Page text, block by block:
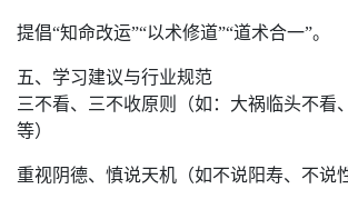
提倡“知命改运”“以术修道”“道术合一”。
五、学习建议与行业规范
三不看、三不收原则（如：大祸临头不看
等）
重视阴德、慎说天机（如不说阳寿、不说